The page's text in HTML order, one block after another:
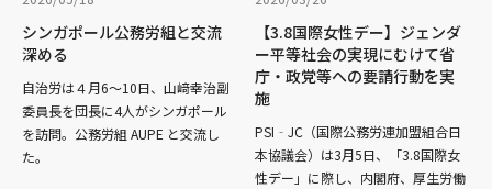
シンガポール公務労組と交流
深める
自治労は４月6〜10日、山﨑幸治副
委員長を団長に4人がシンガポール
を訪問。公務労組 AUPE と交流し
た。
【3.8国際女性デー】ジェンダ
ー平等社会の実現にむけて省
庁・政党等への要請行動を実
施
PSI‐JC（国際公務労連加盟組合日
本協議会）は3月5日、「3.8国際女
性デー」に際し、内閣府、厚生労働